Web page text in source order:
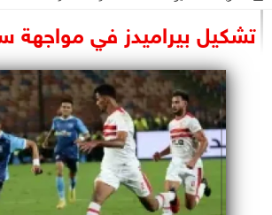
الرئاسة
البرلمان
الوزارات
الأحزاب
تشكيل بيراميدز في مواجهة